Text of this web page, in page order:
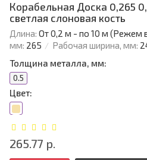
Корабельная Доска 0,265
светлая слоновая кость
Длина: От 0,2 м - по 10 м (Режем
мм: 265 Рабочая ширина, мм:
Толщина металла, мм:
0.5
Цвет:
265.77 р.